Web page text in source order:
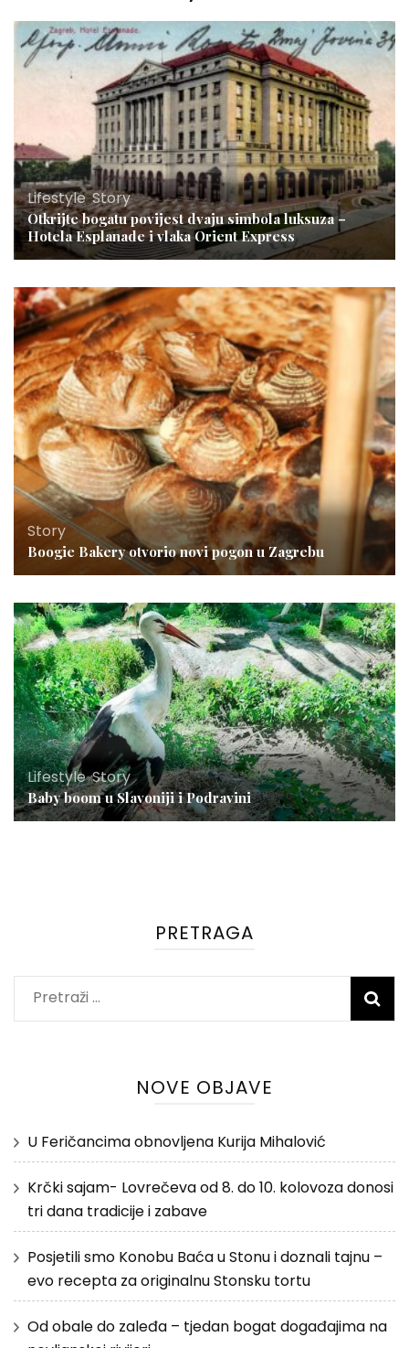
Lifestyle,Story
Otkrijte bogatu povijest dvaju simbola luksuza –
Hotela Esplanade i vlaka Orient Express
Story
Boogie Bakery otvorio novi pogon u Zagrebu
Lifestyle,Story
Baby boom u Slavoniji i Podravini
PRETRAGA
Pretraži:
NOVE OBJAVE
U Feričancima obnovljena Kurija Mihalović
Krčki sajam- Lovrečeva od 8. do 10. kolovoza donosi
tri dana tradicije i zabave
Posjetili smo Konobu Baća u Stonu i doznali tajnu –
evo recepta za originalnu Stonsku tortu
Od obale do zaleđa – tjedan bogat događajima na